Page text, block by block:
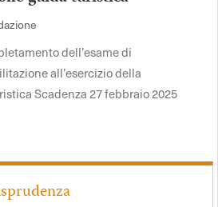
dell’esame di
all’esercizio della
Scadenza 27 febbraio 2025